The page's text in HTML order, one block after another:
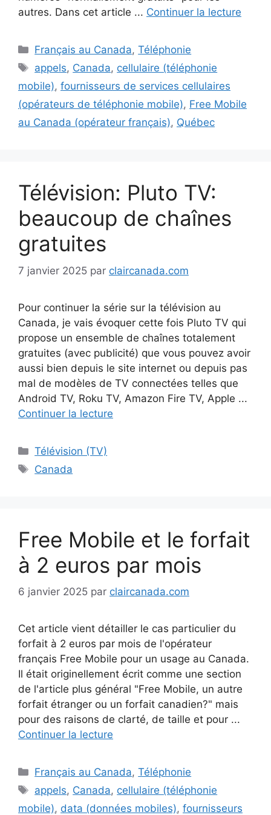
autres. Dans cet article ... Continuer la lecture
Catégories
Français au Canada,Téléphonie
Étiquettes
appels, Canada, cellulaire (téléphonie
mobile), fournisseurs de services cellulaires
(opérateurs de téléphonie mobile), Free Mobile
au Canada (opérateur français), Québec
Télévision: Pluto TV:
beaucoup de chaînes
gratuites
7 janvier 2025 par claircanada.com
Pour continuer la série sur la télévision au
Canada, je vais évoquer cette fois Pluto TV qui
propose un ensemble de chaînes totalement
gratuites (avec publicité) que vous pouvez avoir
aussi bien depuis le site internet ou depuis pas
mal de modèles de TV connectées telles que
Android TV, Roku TV, Amazon Fire TV, Apple ...
Continuer la lecture
Catégories
Télévision (TV)
Étiquettes
Canada
Free Mobile et le forfait
à 2 euros par mois
6 janvier 2025 par claircanada.com
Cet article vient détailler le cas particulier du
forfait à 2 euros par mois de l'opérateur
français Free Mobile pour un usage au Canada.
Il était originellement écrit comme une section
de l'article plus général "Free Mobile, un autre
forfait étranger ou un forfait canadien?" mais
pour des raisons de clarté, de taille et pour ...
Continuer la lecture
Catégories
Français au Canada,Téléphonie
Étiquettes
appels, Canada, cellulaire (téléphonie
mobile), data (données mobiles), fournisseurs